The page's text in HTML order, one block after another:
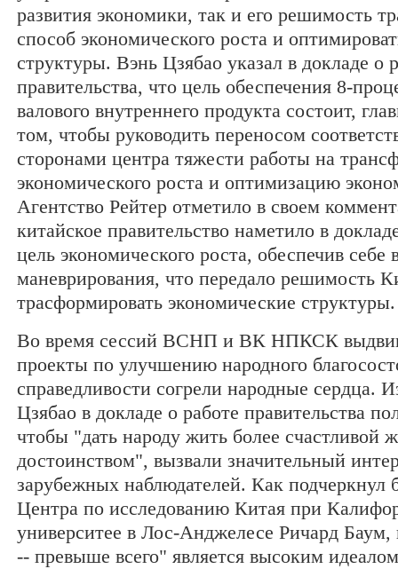
развития экономики, так и его решимость
способ экономического роста и
структуры. Вэнь Цзябао указал в докладе о
правительства, что цель обеспечения 8-
валового внутреннего продукта состоит,
том, чтобы руководить переносом
сторонами центра тяжести работы на
экономического роста и оптимизацию
Агентство Рейтер отметило в своем
китайское правительство наметило в
цель экономического роста, обеспечив себе
маневрирования, что передало решимость
трасформировать экономические структуры.
Во время сессий ВСНП и ВК НПКСК
проекты по улучшению народного
справедливости согрели народные сердца.
Цзябао в докладе о работе правительства
чтобы "дать народу жить более
достоинством", вызвали значительный
зарубежных наблюдателей. Как подчеркнул
Центра по исследованию Китая при
университее в Лос-Анджелесе Ричард Баум,
-- превыше всего" является высоким